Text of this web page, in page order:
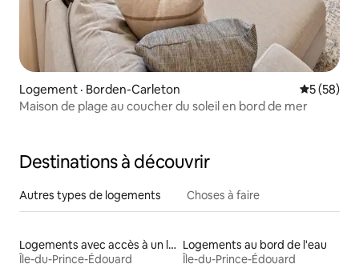
Logement · Borden-Carleton Note
5 (58)
Maison de plage au coucher du soleil en bord de mer
Destinations à découvrir
Autres types de logements Choses à faire
Logements avec accès à un lac
Île-du-Prince-Édouard
Logements au bord de l'eau
Île-du-Prince-Édouard